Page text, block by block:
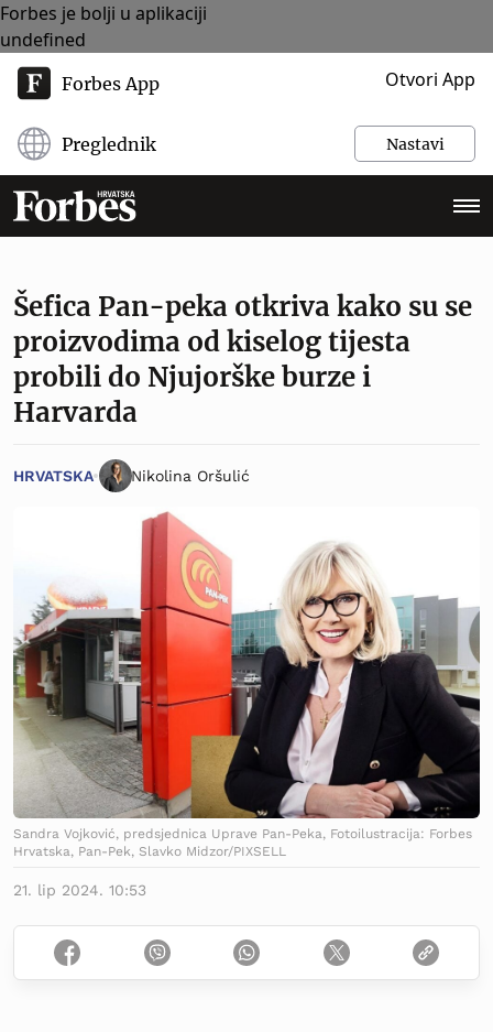
Forbes je bolji u aplikaciji
undefined
Forbes App Otvori App
Preglednik Nastavi
Šefica Pan-peka otkriva kako su se
proizvodima od kiselog tijesta
probili do Njujorške burze i
Harvarda
HRVATSKA Nikolina Oršulić
Sandra Vojković, predsjednica Uprave Pan-Peka, Fotoilustracija: Forbes
Hrvatska, Pan-Pek, Slavko Midzor/PIXSELL
21. lip 2024. 10:53